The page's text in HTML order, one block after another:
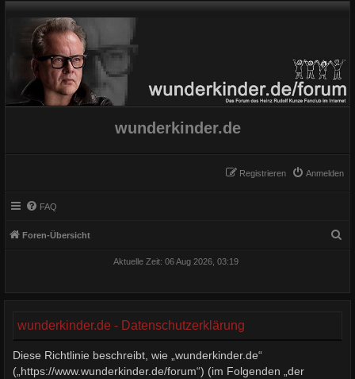
wunderkinder.de
Anmelden
Registrieren
FAQ
Foren-Übersicht
Aktuelle Zeit: 06 Aug 2026, 03:19
wunderkinder.de - Datenschutzerklärung
Diese Richtlinie beschreibt, wie „wunderkinder.de“
(„https://www.wunderkinder.de/forum“) (im Folgenden „der